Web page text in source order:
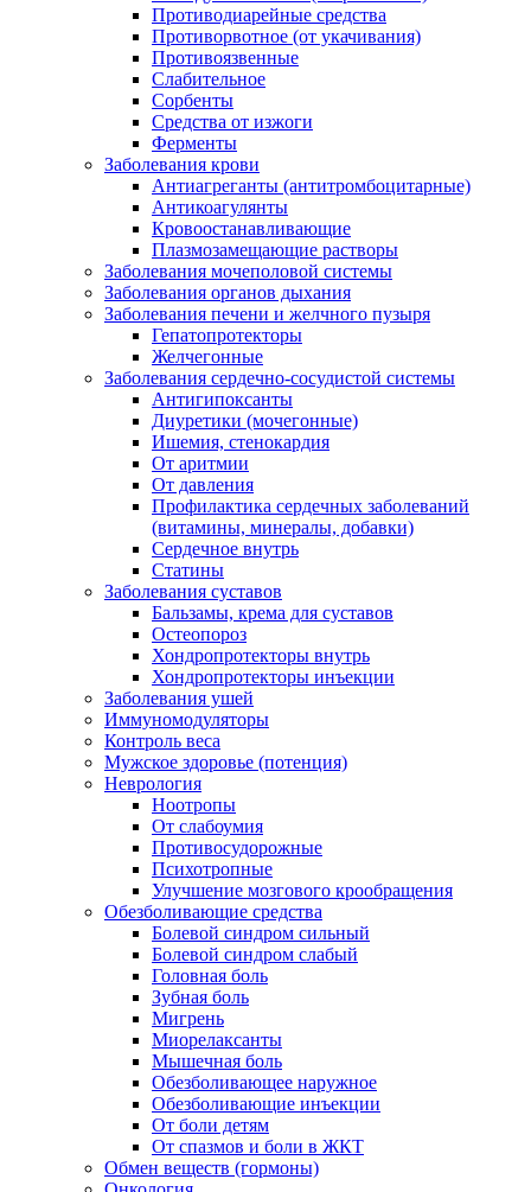
Противодиарейные средства
Противорвотное (от укачивания)
Противоязвенные
Слабительное
Сорбенты
Средства от изжоги
Ферменты
Заболевания крови
Антиагреганты (антитромбоцитарные)
Антикоагулянты
Кровоостанавливающие
Плазмозамещающие растворы
Заболевания мочеполовой системы
Заболевания органов дыхания
Заболевания печени и желчного пузыря
Гепатопротекторы
Желчегонные
Заболевания сердечно-сосудистой системы
Антигипоксанты
Диуретики (мочегонные)
Ишемия, стенокардия
От аритмии
От давления
Профилактика сердечных заболеваний
(витамины, минералы, добавки)
Сердечное внутрь
Статины
Заболевания суставов
Бальзамы, крема для суставов
Остеопороз
Хондропротекторы внутрь
Хондропротекторы инъекции
Заболевания ушей
Иммуномодуляторы
Контроль веса
Мужское здоровье (потенция)
Неврология
Ноотропы
От слабоумия
Противосудорожные
Психотропные
Улучшение мозгового крообращения
Обезболивающие средства
Болевой синдром сильный
Болевой синдром слабый
Головная боль
Зубная боль
Мигрень
Миорелаксанты
Мышечная боль
Обезболивающее наружное
Обезболивающие инъекции
От боли детям
От спазмов и боли в ЖКТ
Обмен веществ (гормоны)